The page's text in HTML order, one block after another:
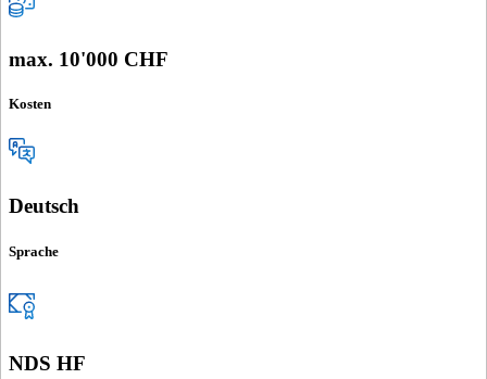
max. 10'000 CHF
Kosten
Deutsch
Sprache
NDS HF